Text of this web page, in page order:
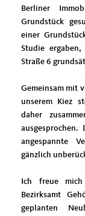
Berliner
Grundstück
einer
Studie
Straße 6
Gemeinsam mit
unserem Kiez
daher
angespannte
gänzlich
Ich freue
Bezirksamt
geplanten